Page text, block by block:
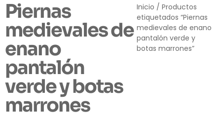
Piernas
medievales de
enano
pantalón
verde y botas
marrones
Inicio / Productos
etiquetados “Piernas
medievales de enano
pantalón verde y
botas marrones”